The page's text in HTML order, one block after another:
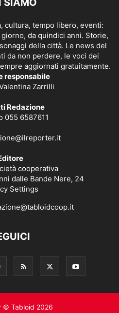
cultura, tempo libero, eventi:
da quindici anni. Storie,
della città. Le news del
da non perdere, le voci dei
aggiornati gratuitamente.
responsabile
Zarrilli
Redazione
055 6587611
cooperativa
dalle Bande Nere, 24
Settings
© Tabloid 2026